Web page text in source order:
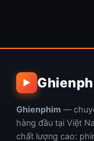
▶
Ghienphim —
hàng đầu tại Việt
chất lượng cao: